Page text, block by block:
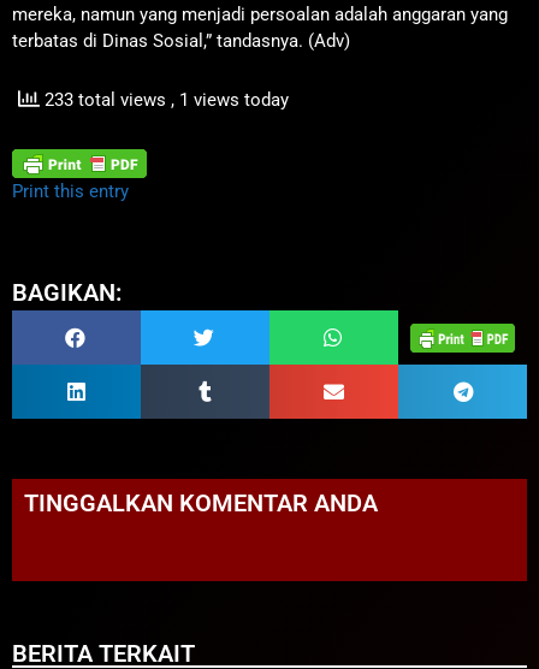
mereka, namun yang menjadi persoalan adalah anggaran yang
terbatas di Dinas Sosial,” tandasnya. (Adv)
233 total views , 1 views today
Print this entry
BAGIKAN:
TINGGALKAN KOMENTAR ANDA
BERITA TERKAIT